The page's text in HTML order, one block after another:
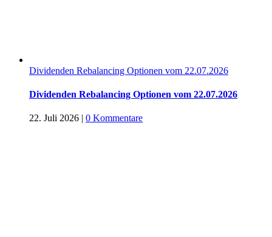
Dividenden Rebalancing Optionen vom 22.07.2026
Dividenden Rebalancing Optionen vom 22.07.2026
22. Juli 2026 | 0 Kommentare